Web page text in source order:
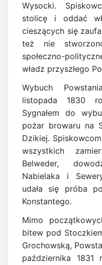
Wysocki.
stolicę i oddać
cieszących się
też nie
społeczno-
władz przyszłego
Wybuch
listopada 1830
Sygnałem do
pożar browaru na
Dzikiej.
wszystkich
Belweder,
Nabielaka i
udała się próba
Konstantego.
Mimo
bitew pod
Grochowską,
października 1831